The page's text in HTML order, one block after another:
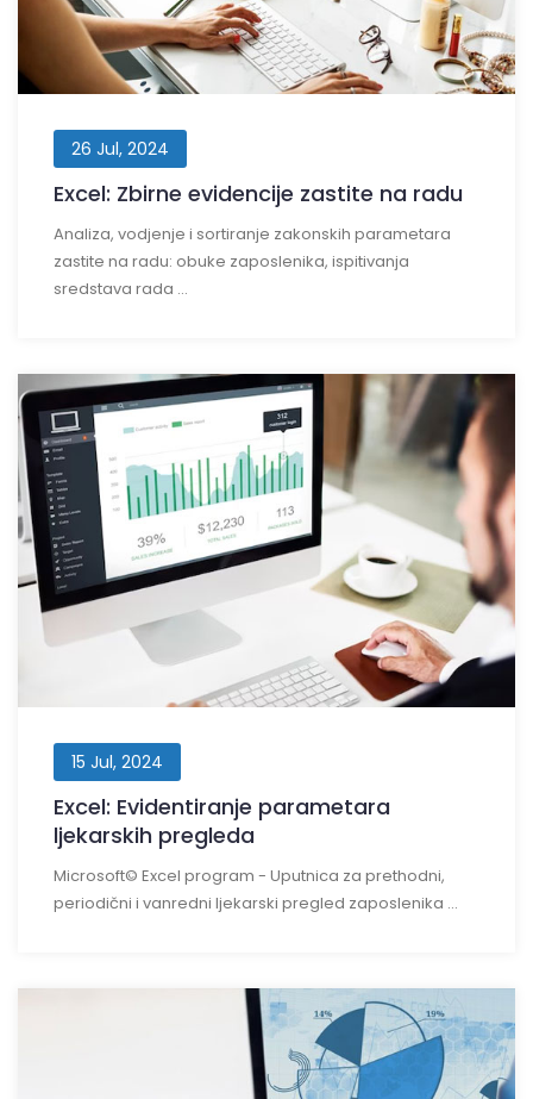
26 Jul, 2024
Excel: Zbirne evidencije zastite na radu
Analiza, vodjenje i sortiranje zakonskih parametara
zastite na radu: obuke zaposlenika, ispitivanja
sredstava rada ...
15 Jul, 2024
Excel: Evidentiranje parametara
ljekarskih pregleda
Microsoft© Excel program - Uputnica za prethodni,
periodični i vanredni ljekarski pregled zaposlenika ...